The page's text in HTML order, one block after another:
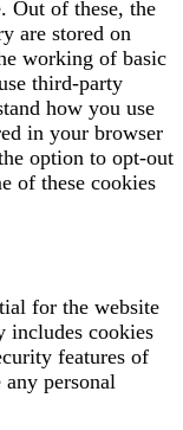
Out of these, the
are stored on
working of basic
third-party
how you use
in your browser
option to opt-out
of these cookies
for the website
includes cookies
features of
personal